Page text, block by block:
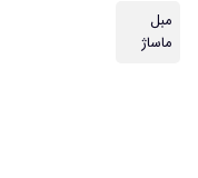
مبل
ماساژ